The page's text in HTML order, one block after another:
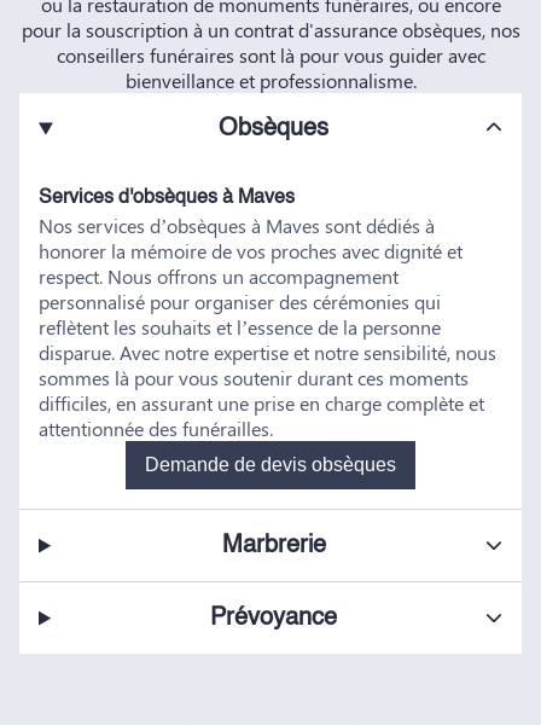
pour la souscription à un contrat d'assurance obsèques, nos
conseillers funéraires sont là pour vous guider avec
bienveillance et professionnalisme.
Obsèques
Services d'obsèques à Maves
Nos services d’obsèques à Maves sont dédiés à
honorer la mémoire de vos proches avec dignité et
respect. Nous offrons un accompagnement
personnalisé pour organiser des cérémonies qui
reflètent les souhaits et l’essence de la personne
disparue. Avec notre expertise et notre sensibilité, nous
sommes là pour vous soutenir durant ces moments
difficiles, en assurant une prise en charge complète et
attentionnée des funérailles.
Demande de devis obsèques
Marbrerie
Prévoyance